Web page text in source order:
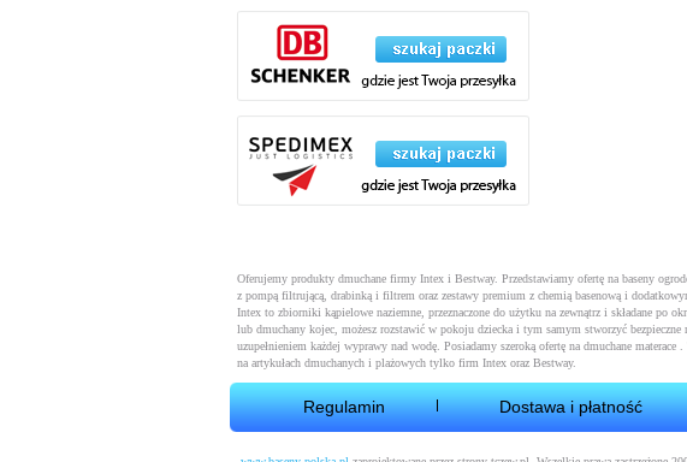
Oferujemy produkty dmuchane firmy Intex i Bestway. Przedstawiamy ofertę na baseny
z pompą filtrującą, drabinką i filtrem oraz zestawy premium z chemią basenową i
Intex to zbiorniki kąpielowe naziemne, przeznaczone do użytku na zewnątrz i składane po
lub dmuchany kojec, możesz rozstawić w pokoju dziecka i tym samym stworzyć bezpieczne
uzupełnieniem każdej wyprawy nad wodę. Posiadamy szeroką ofertę na dmuchane materace
na artykułach dmuchanych i plażowych tylko firm Intex oraz Bestway.
Regulamin Dostawa i płatność